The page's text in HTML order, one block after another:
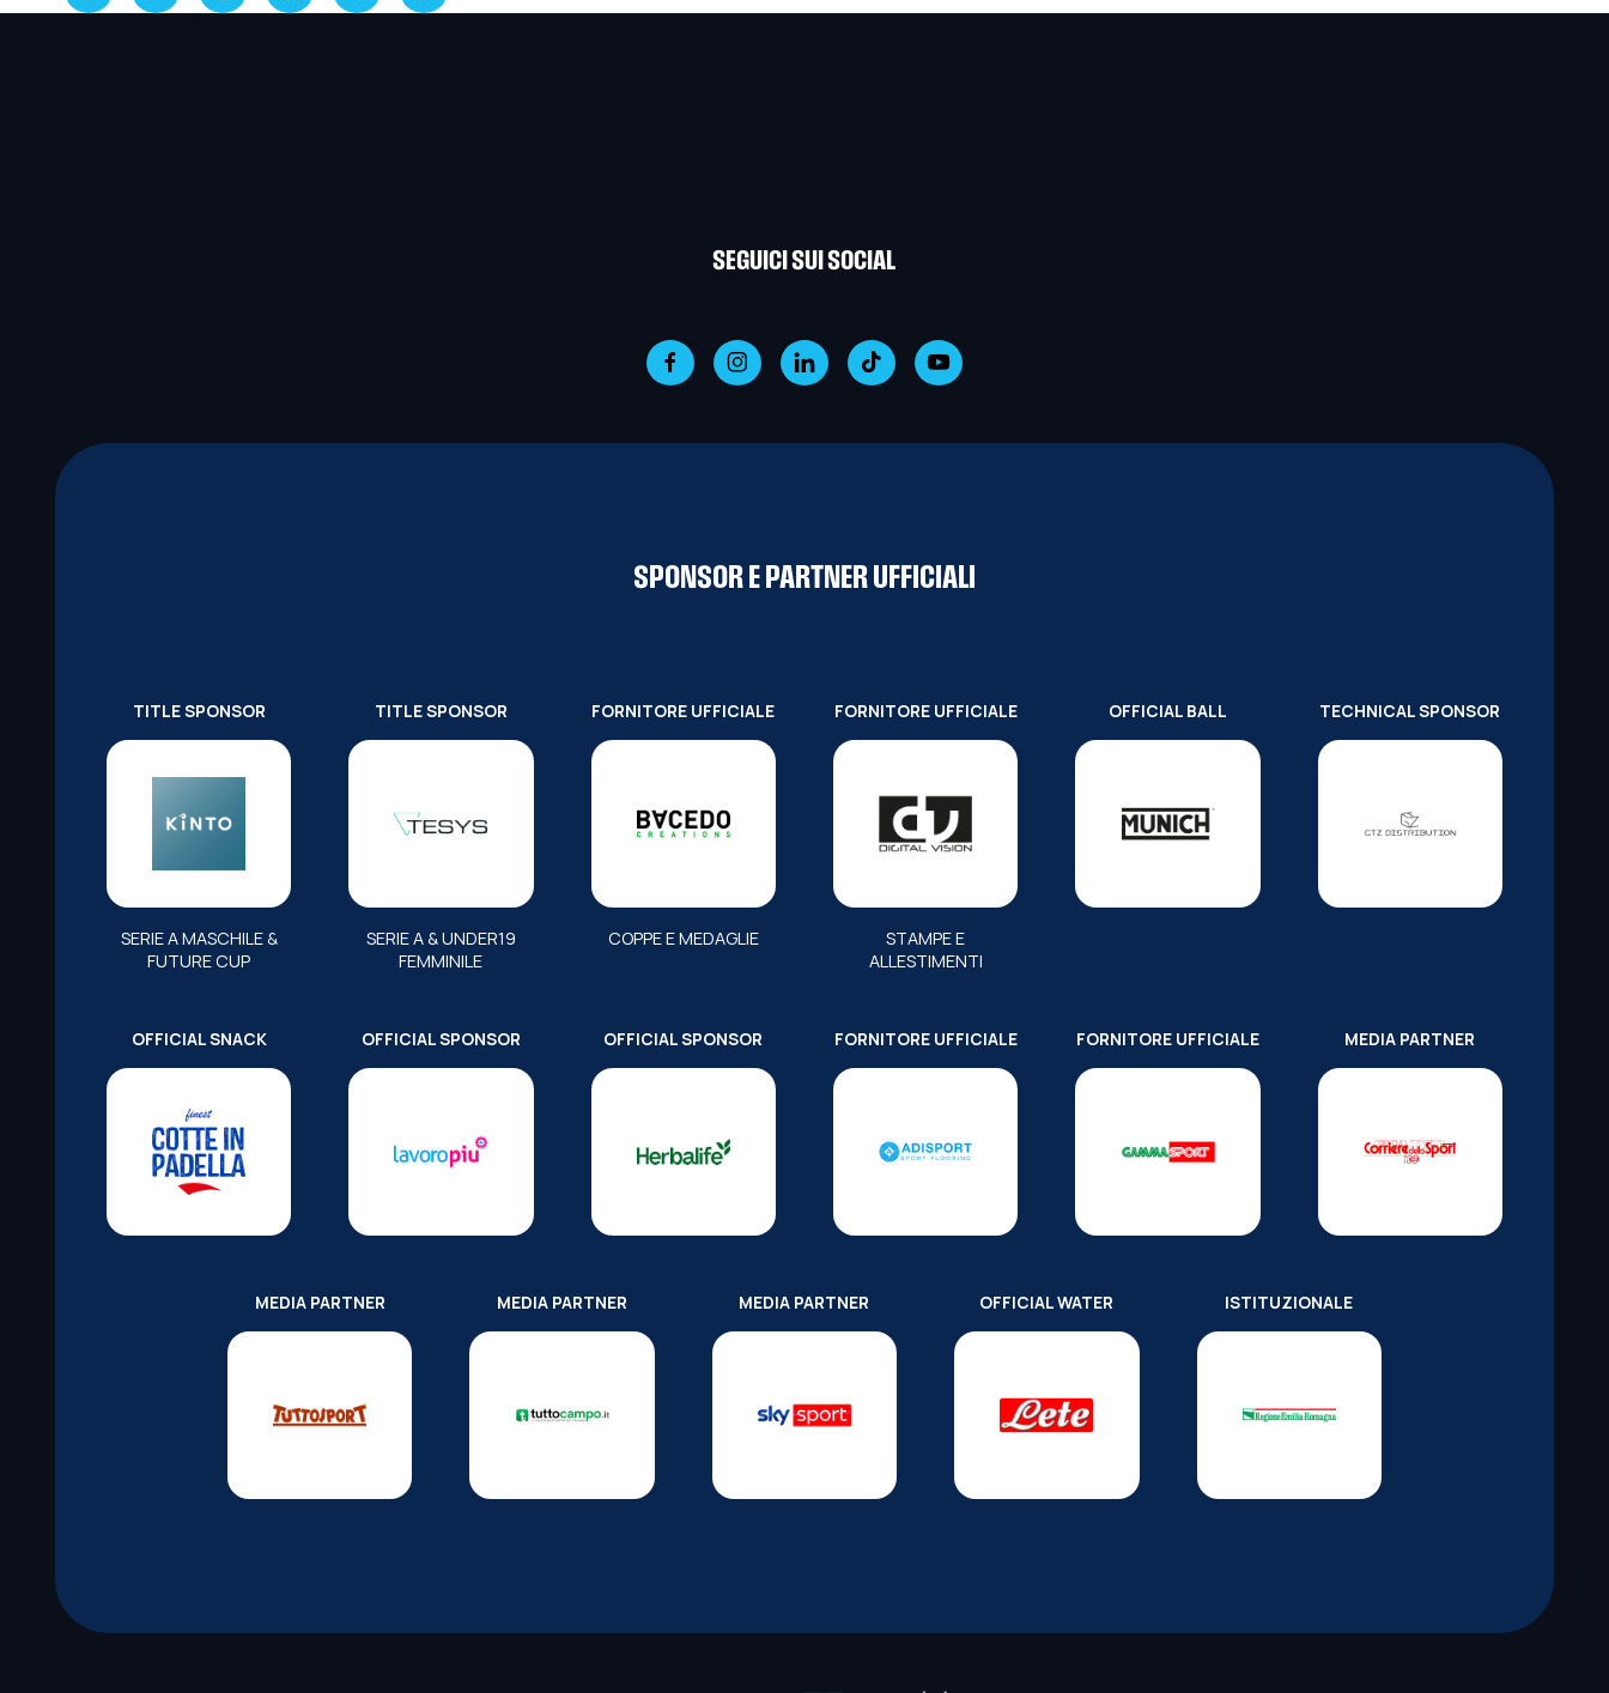
SEGUICI SUI SOCIAL
SPONSOR E PARTNER UFFICIALI
TITLE SPONSOR
SERIE A MASCHILE &
FUTURE CUP
TITLE SPONSOR
SERIE A & UNDER19
FEMMINILE
FORNITORE UFFICIALE
COPPE E MEDAGLIE
FORNITORE UFFICIALE
STAMPE E
ALLESTIMENTI
OFFICIAL BALL TECHNICAL SPONSOR
OFFICIAL SNACK OFFICIAL SPONSOR OFFICIAL SPONSOR FORNITORE UFFICIALE FORNITORE UFFICIALE MEDIA PARTNER
MEDIA PARTNER MEDIA PARTNER MEDIA PARTNER OFFICIAL WATER ISTITUZIONALE